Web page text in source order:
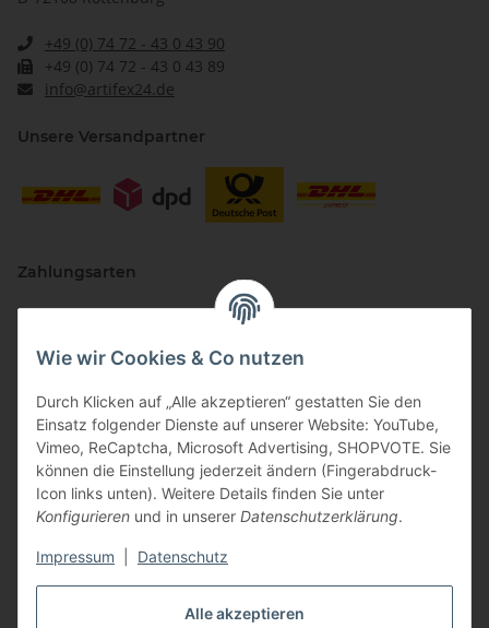
Alle akzeptieren
Wie wir Cookies & Co nutzen
Durch Klicken auf „Alle akzeptieren“ gestatten Sie den
Einsatz folgender Dienste auf unserer Website: YouTube,
Vimeo, ReCaptcha, Microsoft Advertising, SHOPVOTE. Sie
können die Einstellung jederzeit ändern (Fingerabdruck-
Icon links unten). Weitere Details finden Sie unter
Konfigurieren und in unserer Datenschutzerklärung.
Impressum Datenschutz
+49 (0) 74 72 - 43 0 43 90
+49 (0) 74 72 - 43 0 43 89
info@artifex24.de
Unsere Versandpartner
Zahlungsarten
Vertriebspartner